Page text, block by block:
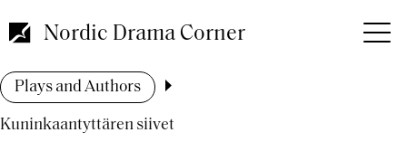
to
main
Nordic Drama Corner
Breadcrumb
Plays and Authors
Kuninkaantyttären siivet